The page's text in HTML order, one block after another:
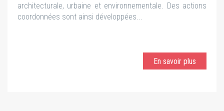
architecturale, urbaine et environnementale. Des actions
coordonnées sont ainsi développées...
En savoir plus